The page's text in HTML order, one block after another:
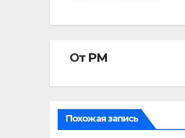
От РМ
Похожая запись